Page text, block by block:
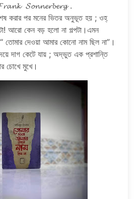
.
করার পর মনের ভিতর অনুভূত হয় ; ওহ্
আরো কেন বড় হলো না গল্পটা।এমন
তোমার দেওয়া আমার কোনো নাম ছিল না”।
দাগ কেটে যায় ; অদ্ভুত এক প্রশান্তি
চোখে মুখে।